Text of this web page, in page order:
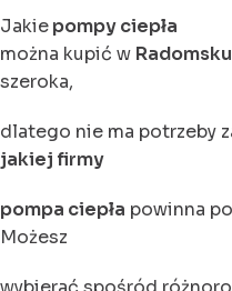
Jakiepompy ciepła
można kupić w Radomsku
szeroka,
dlatego nie ma potrzeby
jakiej firmy
pompa ciepła powinna
Możesz